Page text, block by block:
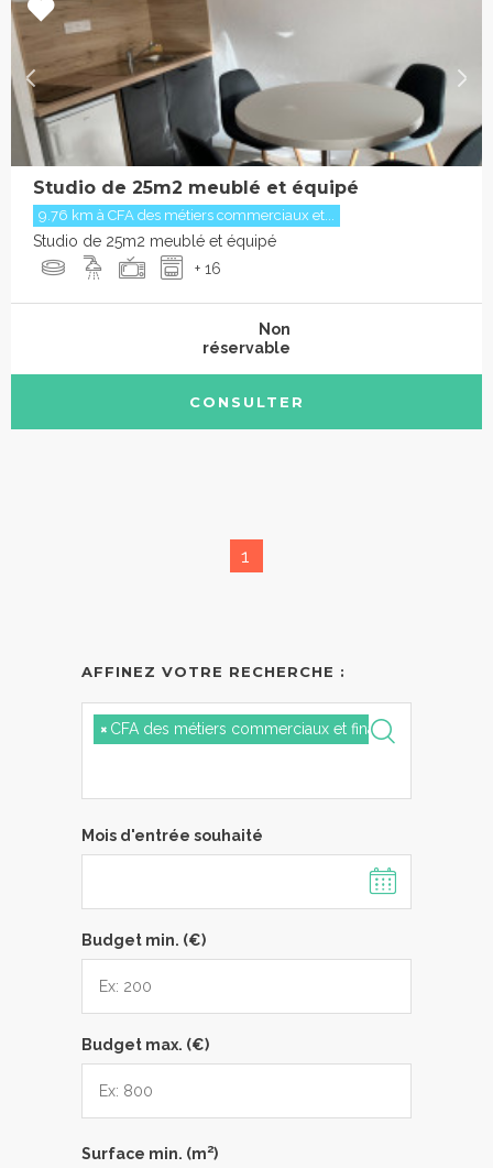
Studio de 25m2 meublé et équipé
9.76 km à CFA des métiers commerciaux et...
Studio de 25m2 meublé et équipé
+ 16
Non
réservable
CONSULTER
1
AFFINEZ VOTRE RECHERCHE :
× CFA des métiers commerciaux et financiers
Mois d'entrée souhaité
Budget min. (€)
Budget max. (€)
Surface min. (m2)